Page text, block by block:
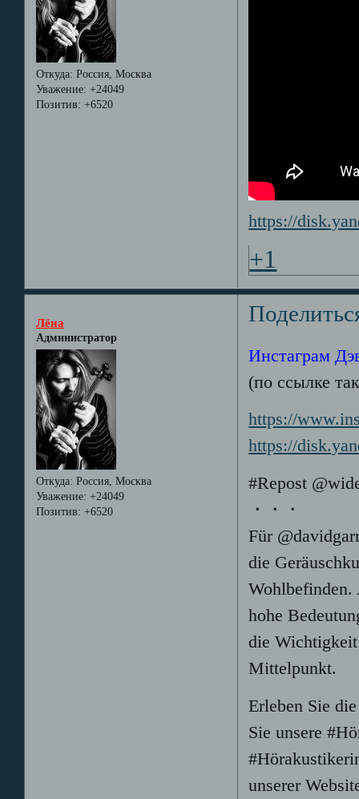
Откуда: Россия, Москва
Уважение: +24049
Позитив: +6520
https://
+1
Лёна
Администратор
Откуда: Россия, Москва
Уважение: +24049
Позитив: +6520
Инстаграм
(по ссылке
https://
https://
#Repost
・・・
Für
die
hohe
die Wichtigkeit
Mittelpunkt.
Erleben Sie
Sie unsere
unserer